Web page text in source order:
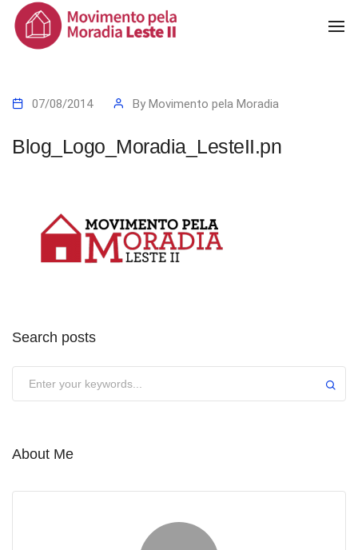
07/08/2014 By Movimento pela Moradia
Blog_Logo_Moradia_LesteII.pn
Search posts
About Me